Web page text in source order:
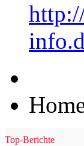
Top-Berichte